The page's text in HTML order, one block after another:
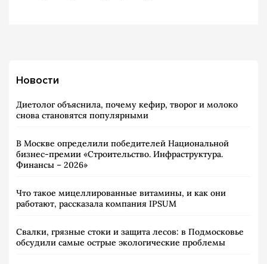
Новости
Диетолог объяснила, почему кефир, творог и молоко
снова становятся популярными
В Москве определили победителей Национальной
бизнес-премии «Строительство. Инфраструктура.
Финансы – 2026»
Что такое мицеллированные витамины, и как они
работают, рассказала компания IPSUM
Свалки, грязные стоки и защита лесов: в Подмосковье
обсудили самые острые экологические проблемы